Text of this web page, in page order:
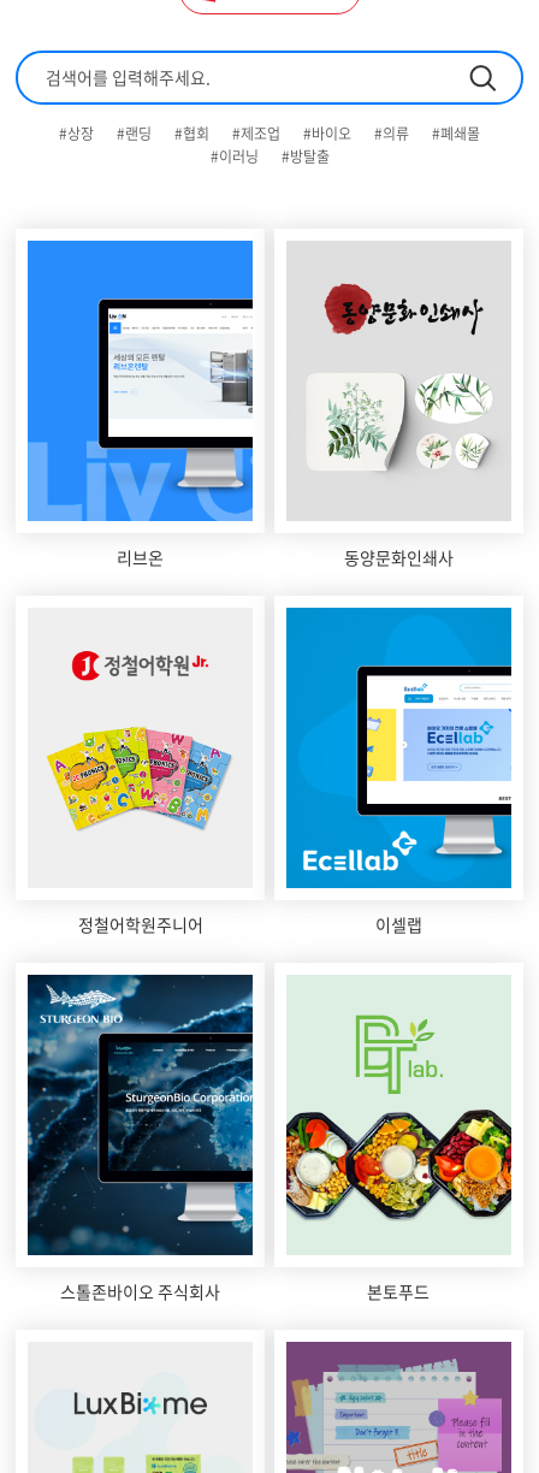
#상장 #랜딩 #협회 #제조업 #바이오 #의류
#폐쇄몰
#이러닝
#방탈출
리브온 동양문화인쇄사
정철어학원주니어 이셀랩
스톨존바이오 주식회사 본토푸드